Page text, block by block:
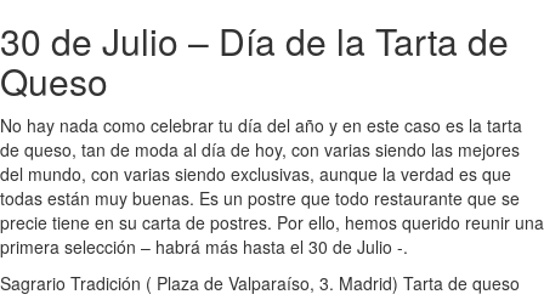
30 de Julio – Día de la Tarta de
Queso
No hay nada como celebrar tu día del año y en este caso es la tarta
de queso, tan de moda al día de hoy, con varias siendo las mejores
del mundo, con varias siendo exclusivas, aunque la verdad es que
todas están muy buenas. Es un postre que todo restaurante que se
precie tiene en su carta de postres. Por ello, hemos querido reunir una
primera selección – habrá más hasta el 30 de Julio -.
Sagrario Tradición ( Plaza de Valparaíso, 3. Madrid) Tarta de queso